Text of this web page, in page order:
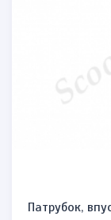
Патрубок,